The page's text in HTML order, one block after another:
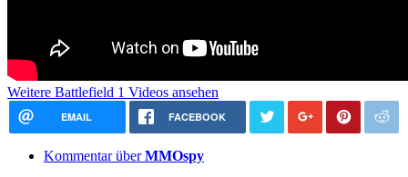
Weitere Battlefield 1 Videos ansehen
EMAIL FACEBOOK
Kommentar überMMOspy